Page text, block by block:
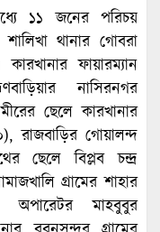
১১ জনের পরিচয়
থানার গোবরা
ফায়ারম্যান
নাসিরনগর
ছেলে কারখানার
রাজবাড়ির গোয়ালন্দ
ছেলে বিপ্লব চন্দ্র
গ্রামের শাহার
মাহবুবুর